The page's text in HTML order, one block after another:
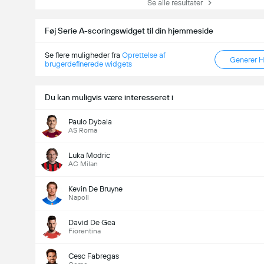
Se alle resultater
Føj Serie A-scoringswidget til din hjemmeside
Se flere muligheder fra Oprettelse af
brugerdefinerede widgets
Generer
Du kan muligvis være interesseret i
Paulo Dybala
AS Roma
Luka Modric
AC Milan
Kevin De Bruyne
Napoli
David De Gea
Fiorentina
Cesc Fabregas